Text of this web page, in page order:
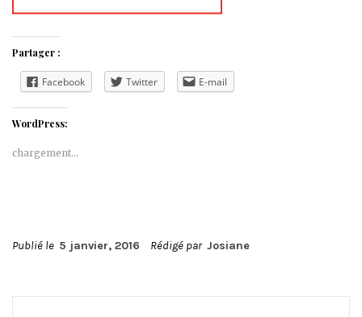
Partager :
Facebook Twitter E-mail
WordPress:
chargement…
Publié le 5 janvier, 2016 Rédigé par Josiane